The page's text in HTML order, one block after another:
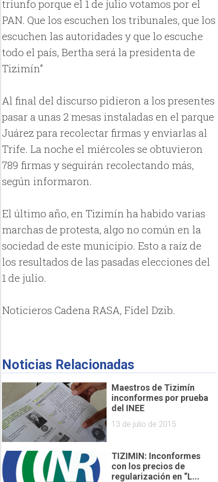
triunfo porque el 1 de julio votamos por el
PAN. Que los escuchen los tribunales, que los
escuchen las autoridades y que lo escuche
todo el país, Bertha será la presidenta de
Tizimín”
Al final del discurso pidieron a los presentes
pasar a unas 2 mesas instaladas en el parque
Juárez para recolectar firmas y enviarlas al
Trife. La noche el miércoles se obtuvieron
789 firmas y seguirán recolectando más,
según informaron.
El último año, en Tizimín ha habido varias
marchas de protesta, algo no común en la
sociedad de este municipio. Esto a raíz de
los resultados de las pasadas elecciones del
1 de julio.
Noticieros Cadena RASA, Fidel Dzib.
Noticias Relacionadas
Maestros de Tizimín
inconformes por prueba
del INEE
13 de julio de 2015
TIZIMIN: Inconformes
con los precios de
regularización en “L...